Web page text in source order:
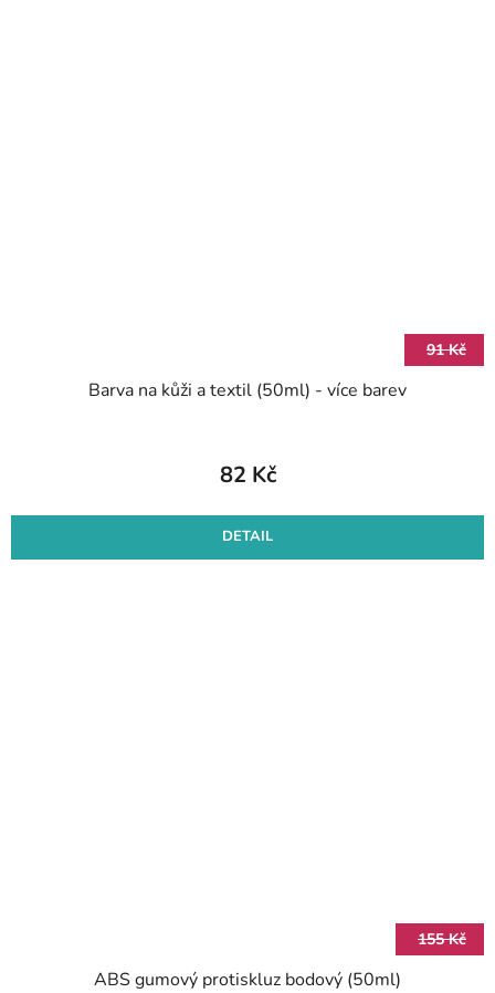
91 Kč
Barva na kůži a textil (50ml) - více barev
82 Kč
DETAIL
155 Kč
ABS gumový protiskluz bodový (50ml)